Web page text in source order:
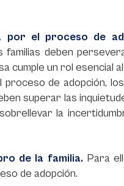
por el proceso de
familias deben
cumple un rol esencial
de adopción,
superar las
la
de la familia. Para
de adopción.